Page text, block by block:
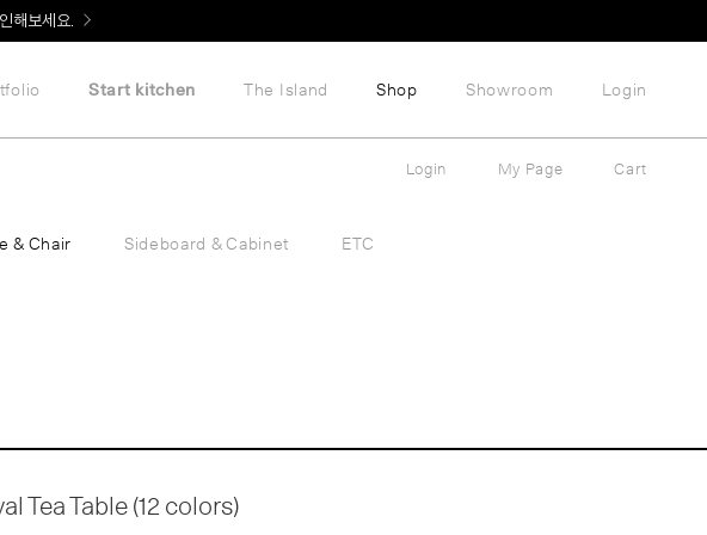
총 60만원) 지급
해보세요.
Start kitchen The Island Shop Showroom Login
& Chair Sideboard & Cabinet ETC
Login My Page Cart
Tea Table (12 colors)